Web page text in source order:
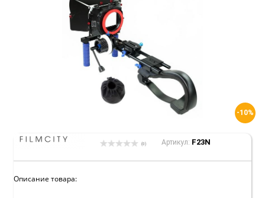
-10%
(0) Артикул: F23N
Описание товара: